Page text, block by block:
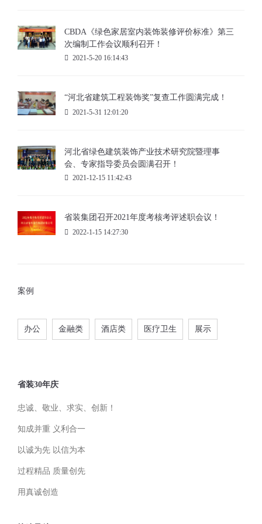
CBDA《绿色家居室内装饰装修评价标准》第三
次编制工作会议顺利召开！
2021-5-20 16:14:43
“河北省建筑工程装饰奖”复查工作圆满完成！
2021-5-31 12:01:20
河北省绿色建筑装饰产业技术研究院暨理事
会、专家指导委员会圆满召开！
2021-12-15 11:42:43
省装集团召开2021年度考核考评述职会议！
2022-1-15 14:27:30
案例
办公 金融类 酒店类 医疗卫生 展示
省装30年庆
忠诚、敬业、求实、创新！
知成并重 义利合一
以诚为先 以信为本
过程精品 质量创先
用真诚创造